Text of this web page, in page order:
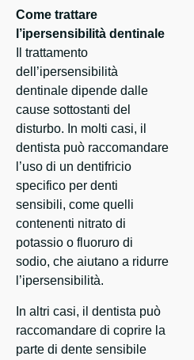
Come trattare
l’ipersensibilità dentinale
Il trattamento
dell’ipersensibilità
dentinale dipende dalle
cause sottostanti del
disturbo. In molti casi, il
dentista può raccomandare
l’uso di un dentifricio
specifico per denti
sensibili, come quelli
contenenti nitrato di
potassio o fluoruro di
sodio, che aiutano a ridurre
l’ipersensibilità.
In altri casi, il dentista può
raccomandare di coprire la
parte di dente sensibile